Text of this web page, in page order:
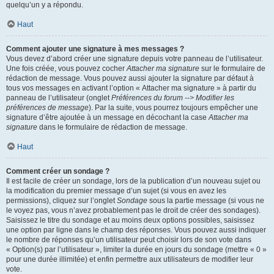
quelqu’un y a répondu.
Haut
Comment ajouter une signature à mes messages ?
Vous devez d’abord créer une signature depuis votre panneau de l’utilisateur.
Une fois créée, vous pouvez cocherAttacher ma signature sur le formulaire de
rédaction de message. Vous pouvez aussi ajouter la signature par défaut à
tous vos messages en activant l’option « Attacher ma signature » à partir du
panneau de l’utilisateur (ongletPréférences du forum --> Modifier les
préférences de message). Par la suite, vous pourrez toujours empêcher une
signature d’être ajoutée à un message en décochant la caseAttacher ma
signature dans le formulaire de rédaction de message.
Haut
Comment créer un sondage ?
Il est facile de créer un sondage, lors de la publication d’un nouveau sujet ou
la modification du premier message d’un sujet (si vous en avez les
permissions), cliquez sur l’ongletSondage sous la partie message (si vous ne
le voyez pas, vous n’avez probablement pas le droit de créer des sondages).
Saisissez le titre du sondage et au moins deux options possibles, saisissez
une option par ligne dans le champ des réponses. Vous pouvez aussi indiquer
le nombre de réponses qu’un utilisateur peut choisir lors de son vote dans
« Option(s) par l’utilisateur », limiter la durée en jours du sondage (mettre « 0 »
pour une durée illimitée) et enfin permettre aux utilisateurs de modifier leur
vote.